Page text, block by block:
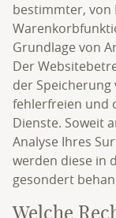
bestimmter, von
Grundlage von
Der
der Speicherung
fehlerfreien und
Dienste. Soweit
Analyse Ihres
werden diese in
gesondert
Welche